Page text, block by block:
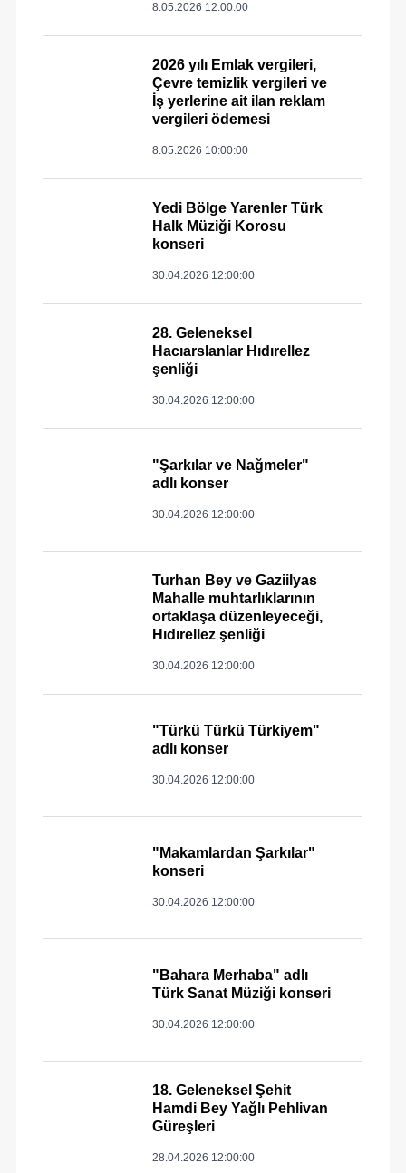
8.05.2026 12:00:00
2026 yılı Emlak vergileri,
Çevre temizlik vergileri ve
İş yerlerine ait ilan reklam
vergileri ödemesi
8.05.2026 10:00:00
Yedi Bölge Yarenler Türk
Halk Müziği Korosu
konseri
30.04.2026 12:00:00
28. Geleneksel
Hacıarslanlar Hıdırellez
şenliği
30.04.2026 12:00:00
"Şarkılar ve Nağmeler"
adlı konser
30.04.2026 12:00:00
Turhan Bey ve Gaziilyas
Mahalle muhtarlıklarının
ortaklaşa düzenleyeceği,
Hıdırellez şenliği
30.04.2026 12:00:00
"Türkü Türkü Türkiyem"
adlı konser
30.04.2026 12:00:00
"Makamlardan Şarkılar"
konseri
30.04.2026 12:00:00
"Bahara Merhaba" adlı
Türk Sanat Müziği konseri
30.04.2026 12:00:00
18. Geleneksel Şehit
Hamdi Bey Yağlı Pehlivan
Güreşleri
28.04.2026 12:00:00